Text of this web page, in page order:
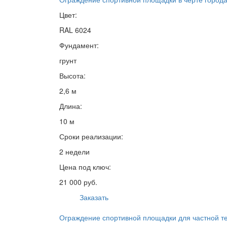
Цвет:
RAL 6024
Фундамент:
грунт
Высота:
2,6 м
Длина:
10 м
Сроки реализации:
2 недели
Цена под ключ:
21 000 руб.
Заказать
Ограждение спортивной площадки для частной